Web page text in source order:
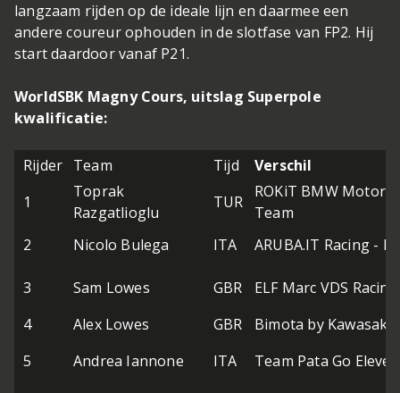
langzaam rijden op de ideale lijn en daarmee een
andere coureur ophouden in de slotfase van FP2. Hij
start daardoor vanaf P21.
WorldSBK Magny Cours, uitslag Superpole
kwalificatie:
Rijder Team Tijd
Verschil
1
Toprak
Razgatlioglu
TUR
ROKiT BMW
Team
2
Nicolo Bulega ITA ARUBA.IT Racing -
3 Sam Lowes GBR
ELF Marc VDS
4
Alex Lowes GBR
Bimota by Kawasaki
5
Andrea Iannone ITA Team Pata Go Eleven